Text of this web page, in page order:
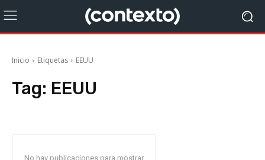
Inicio Etiquetas EEUU
Tag: EEUU
No hay publicaciones para mostrar